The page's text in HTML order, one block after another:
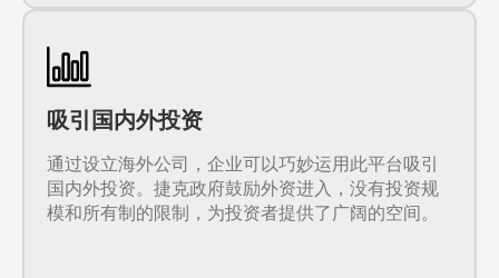
吸引国内外投资
通过设立海外公司，企业可以巧妙运用此平台吸引
国内外投资。捷克政府鼓励外资进入，没有投资规
模和所有制的限制，为投资者提供了广阔的空间。